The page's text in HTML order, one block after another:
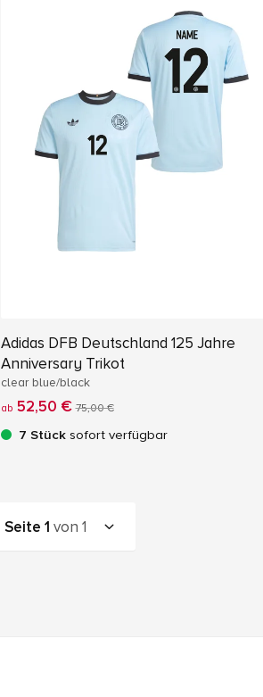
Adidas DFB Deutschland 125 Jahre
Anniversary Trikot
clear blue/black
ab 52,50 € 75,00 €
7 Stücksofort verfügbar
Seite1 von1